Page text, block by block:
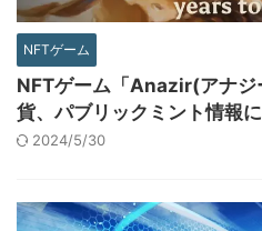
NFTゲーム
NFTゲーム「Anazir(アナジ
貨、パブリックミント情報
2024/5/30